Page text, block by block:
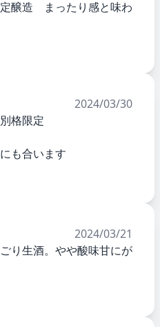
醸造 まったり感と味わ
2024/03/30
格限定
も合います
2024/03/21
り生酒。やや酸味甘にが